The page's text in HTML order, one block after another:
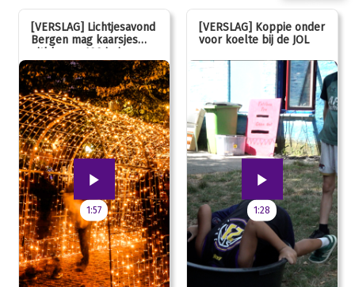
[VERSLAG] Lichtjesavond
Bergen mag kaarsjes
uitblazen: 100 jarig
jubileum!
1:57
[VERSLAG] Koppie onder
voor koelte bij de JOL
1:28